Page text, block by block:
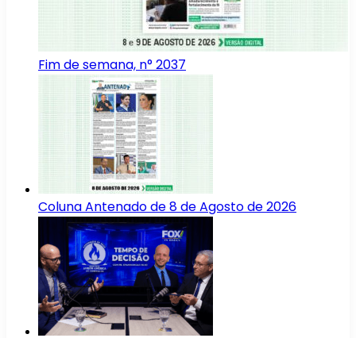
Fim de semana, n° 2037
Coluna Antenado de 8 de Agosto de 2026